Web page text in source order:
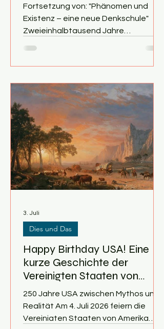
Fortsetzung von: "Phänomen und
Existenz – eine neue Denkschule"
Zweieinhalbtausend Jahre
kleinen Artikelserie „Geschichte der
was uns die Philosophie nach
zweieinhalbtausend Jahren noch zu
sagen hat. Die kurze Rückschau fragt,
welchen Beitrag diese Disziplin zum
Verstehen der Welt überhaupt
leisten kann und warum sie trotz
zahlreicher Krisen und Widersprüche
heute immer noch unverzichtbar
Happy Birthday USA! Eine
kurze Geschichte der
Vereinigten Staaten von
Amerika
250 Jahre USA zwischen Mythos und
Realität Am 4. Juli 2026 feiern die
Vereinigten Staaten von Amerika
Dies und Das
3. Juli